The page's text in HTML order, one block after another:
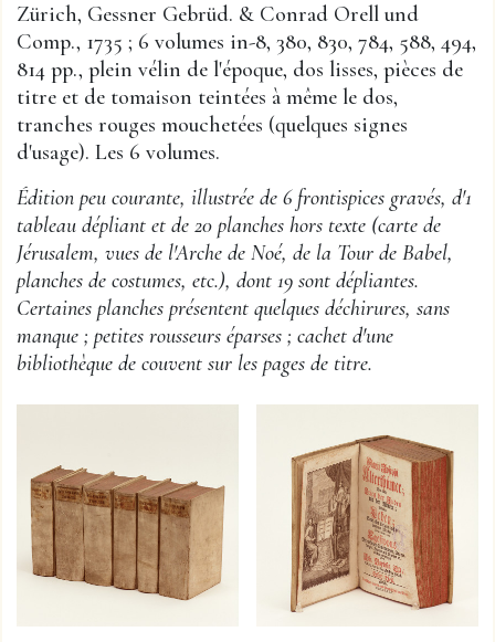
Zürich, Gessner Gebrüd. & Conrad Orell und
Comp., 1735 ; 6 volumes in-8, 380, 830, 784, 588, 494,
814 pp., plein vélin de l'époque, dos lisses, pièces de
titre et de tomaison teintées à même le dos,
tranches rouges mouchetées (quelques signes
d'usage). Les 6 volumes.
Édition peu courante, illustrée de 6 frontispices gravés, d'1
tableau dépliant et de 20 planches hors texte (carte de
Jérusalem, vues de l'Arche de Noé, de la Tour de Babel,
planches de costumes, etc.), dont 19 sont dépliantes.
Certaines planches présentent quelques déchirures, sans
manque ; petites rousseurs éparses ; cachet d'une
bibliothèque de couvent sur les pages de titre.